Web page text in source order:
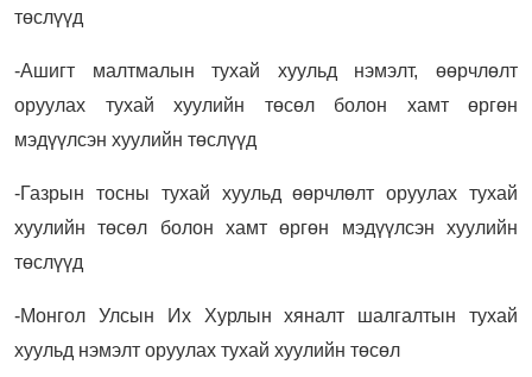
төслүүд
-Ашигт малтмалын тухай хуульд нэмэлт, өөрчлөлт
оруулах тухай хуулийн төсөл болон хамт өргөн
мэдүүлсэн хуулийн төслүүд
-Газрын тосны тухай хуульд өөрчлөлт оруулах тухай
хуулийн төсөл болон хамт өргөн мэдүүлсэн хуулийн
төслүүд
-Монгол Улсын Их Хурлын хяналт шалгалтын тухай
хуульд нэмэлт оруулах тухай хуулийн төсөл